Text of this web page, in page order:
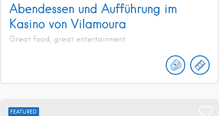
Abendessen und Aufführung im
Kasino von Vilamoura
Great food, great entertainment
FEATURED